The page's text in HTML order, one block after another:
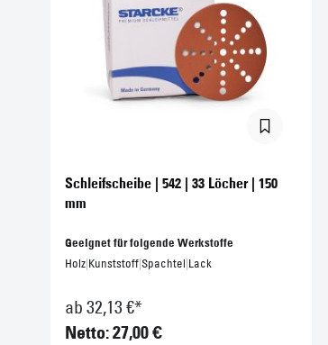
Schleifscheibe | 542 | 33 Löcher | 150
mm
Geeignet für folgende Werkstoffe
Holz|Kunststoff|Spachtel|Lack
ab 32,13 €*
Netto: 27,00 €